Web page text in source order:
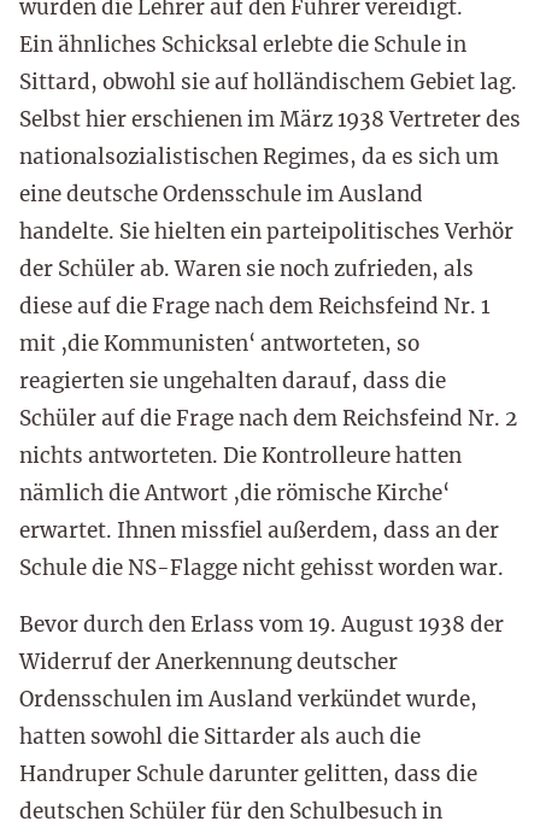
wurden die Lehrer auf den Führer vereidigt.
Ein ähnliches Schicksal erlebte die Schule in
Sittard, obwohl sie auf holländischem Gebiet lag.
Selbst hier erschienen im März 1938 Vertreter des
nationalsozialistischen Regimes, da es sich um
eine deutsche Ordensschule im Ausland
handelte. Sie hielten ein parteipolitisches Verhör
der Schüler ab. Waren sie noch zufrieden, als
diese auf die Frage nach dem Reichsfeind Nr. 1
mit ‚die Kommunisten‘ antworteten, so
reagierten sie ungehalten darauf, dass die
Schüler auf die Frage nach dem Reichsfeind Nr. 2
nichts antworteten. Die Kontrolleure hatten
nämlich die Antwort ‚die römische Kirche‘
erwartet. Ihnen missfiel außerdem, dass an der
Schule die NS-Flagge nicht gehisst worden war.
Bevor durch den Erlass vom 19. August 1938 der
Widerruf der Anerkennung deutscher
Ordensschulen im Ausland verkündet wurde,
hatten sowohl die Sittarder als auch die
Handruper Schule darunter gelitten, dass die
deutschen Schüler für den Schulbesuch in